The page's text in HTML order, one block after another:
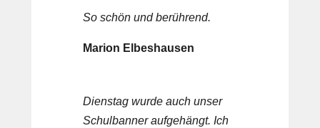
So schön und berührend.
Marion Elbeshausen
Dienstag wurde auch unser
Schulbanner aufgehängt. Ich